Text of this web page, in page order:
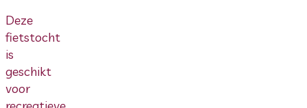
Deze
fietstocht
is
geschikt
voor